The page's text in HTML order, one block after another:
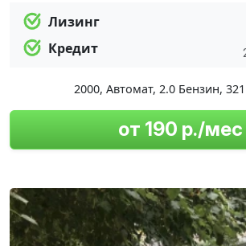
Лизинг
Кредит
2000, Автомат, 2.0 Бензин,
от 190 р./мес